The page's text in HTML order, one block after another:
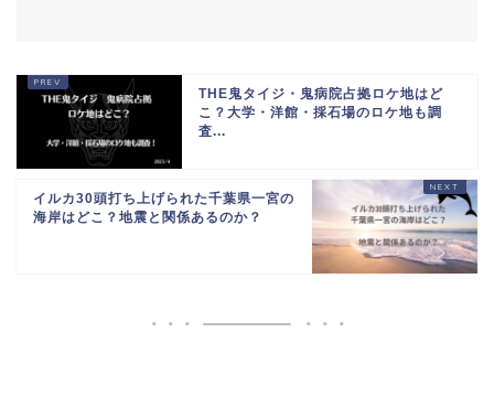
THE鬼タイジ・鬼病院占拠ロケ地はど
こ？大学・洋館・採石場のロケ地も調
査...
イルカ30頭打ち上げられた千葉県一宮の
海岸はどこ？地震と関係あるのか？